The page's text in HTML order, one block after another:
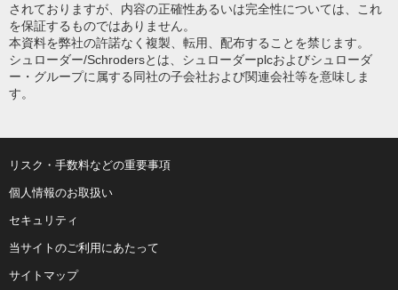
されておりますが、内容の正確性あるいは完全性については、これ
を保証するものではありません。
本資料を弊社の許諾なく複製、転用、配布することを禁じます。
シュローダー/Schrodersとは、シュローダーplcおよびシュローダ
ー・グループに属する同社の子会社および関連会社等を意味しま
す。
リスク・手数料などの重要事項
個人情報のお取扱い
セキュリティ
当サイトのご利用にあたって
サイトマップ